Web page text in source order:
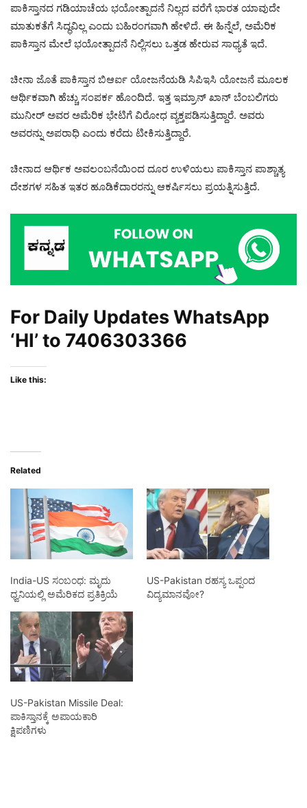
ಪಾಕಿಸ್ತಾನದ ಗಡಿಯಾಚೆಯ ಭಯೋತ್ಪಾದನೆ ನಿಲ್ಲದ ವರೆಗೆ ಭಾರತ ಯಾವುದೇ
ಮಾತುಕತೆಗೆ ಸಿದ್ಧವಿಲ್ಲ ಎಂದು ಬಹಿರಂಗವಾಗಿ ಹೇಳಿದೆ. ಈ ಹಿನ್ನೆಲೆ, ಅಮೆರಿಕ
ಪಾಕಿಸ್ತಾನ ಮೇಲೆ ಭಯೋತ್ಪಾದನೆ ನಿಲ್ಲಿಸಲು ಒತ್ತಡ ಹೇರುವ ಸಾಧ್ಯತೆ ಇದೆ.
ಚೀನಾ ಜೊತೆ ಪಾಕಿಸ್ತಾನ ಬಿಆರ್ಐ ಯೋಜನೆಯಡಿ ಸಿಪಿಇಸಿ ಯೋಜನೆ ಮೂಲಕ
ಆರ್ಥಿಕವಾಗಿ ಹೆಚ್ಚು ಸಂಪರ್ಕ ಹೊಂದಿದೆ. ಇತ್ತ ಇಮ್ರಾನ್ ಖಾನ್ ಬೆಂಬಲಿಗರು
ಮುನೀರ್ ಅವರ ಅಮೆರಿಕ ಭೇಟಿಗೆ ವಿರೋಧ ವ್ಯಕ್ತಪಡಿಸುತ್ತಿದ್ದಾರೆ. ಅವರು
ಅವರನ್ನು ಅಪರಾಧಿ ಎಂದು ಕರೆದು ಟೀಕಿಸುತ್ತಿದ್ದಾರೆ.
ಚೀನಾದ ಆರ್ಥಿಕ ಅವಲಂಬನೆಯಿಂದ ದೂರ ಉಳಿಯಲು ಪಾಕಿಸ್ತಾನ ಪಾಶ್ಚಾತ್ಯ
ದೇಶಗಳ ಸಹಿತ ಇತರ ಹೂಡಿಕೆದಾರರನ್ನು ಆಕರ್ಷಿಸಲು ಪ್ರಯತ್ನಿಸುತ್ತಿದೆ.
For Daily Updates WhatsApp
‘HI’ to 7406303366
Like this:
Related
India-US ಸಂಬಂಧ: ಮೃದು
ಧ್ವನಿಯಲ್ಲಿ ಅಮೆರಿಕದ ಪ್ರತಿಕ್ರಿಯೆ
US-Pakistan ರಹಸ್ಯ ಒಪ್ಪಂದ
ವಿದ್ಯಮಾನವೋ?
US-Pakistan Missile Deal:
ಪಾಕಿಸ್ತಾನಕ್ಕೆ ಅಪಾಯಕಾರಿ
ಕ್ಷಿಪಣಿಗಳು